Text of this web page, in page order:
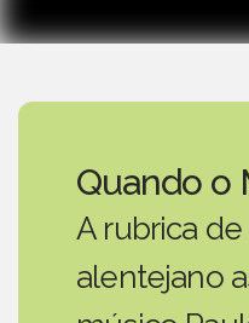
Quando o
A rubrica
alentejano